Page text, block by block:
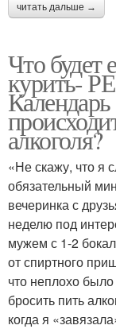
читать дальше →
Что будет
курить-
алкоголя?
«Не скажу, что я
обязательный
вечеринка с
неделю под
мужем с 1-2
от спиртного
что неплохо
бросить пить
когда я